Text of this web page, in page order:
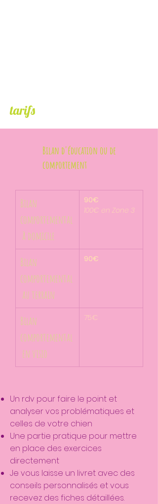
tarifs
Bilan d'éducation ou de
comportement
Bilan
comportemental
à domicile
90€
100€ en Zone 3
Bilan
comportemental
au terrain
90€
Bilan
comportemental
en visio
75€
Un rdv pour faire le point et
analyser vos problématiques et
celles de votre chien
Une partie pratique pour mettre
en place des exercices
directement
Je vous laisse un livret avec des
conseils personnalisés et vous
recevez des fiches détaillées.